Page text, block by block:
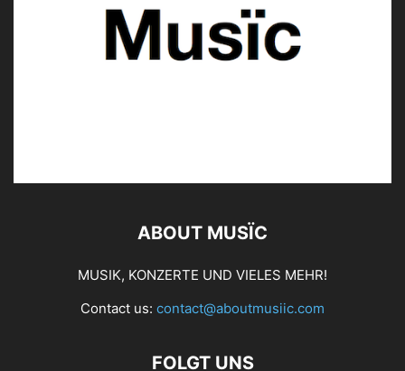
ABOUT MUSÏC
MUSIK, KONZERTE UND VIELES MEHR!
Contact us: contact@aboutmusiic.com
FOLGT UNS